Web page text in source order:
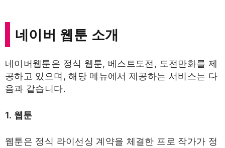
네이버 웹툰 소개
네이버웹툰은 정식 웹툰, 베스트도전, 도전만화를 제
공하고 있으며, 해당 메뉴에서 제공하는 서비스는 다
음과 같습니다.​
1. 웹툰
웹툰은 정식 라이선싱 계약을 체결한 프로 작가가 정